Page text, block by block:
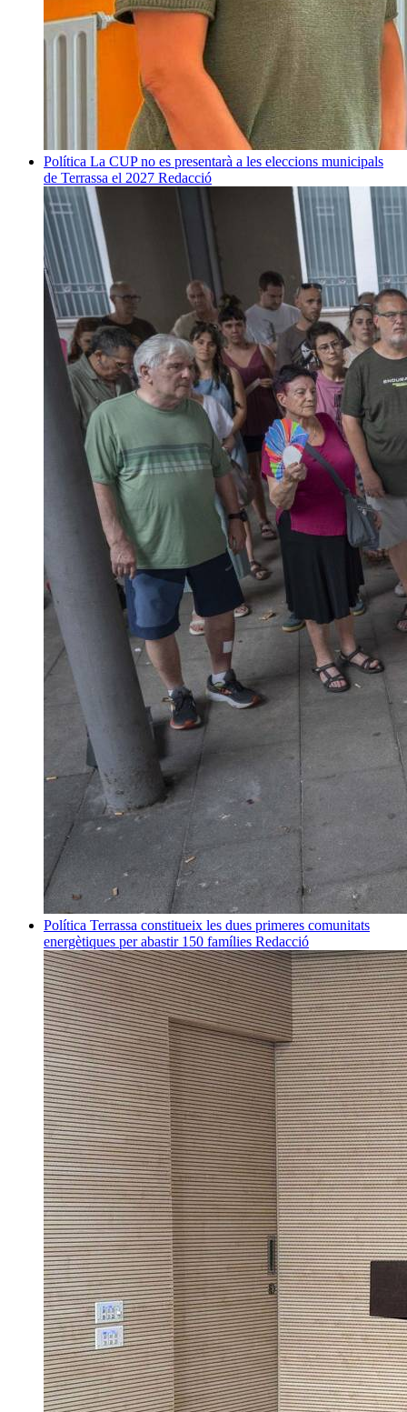
Política La CUP no es presentarà a les eleccions municipals
de Terrassa el 2027 Redacció
Política Terrassa constitueix les dues primeres comunitats
energètiques per abastir 150 famílies Redacció